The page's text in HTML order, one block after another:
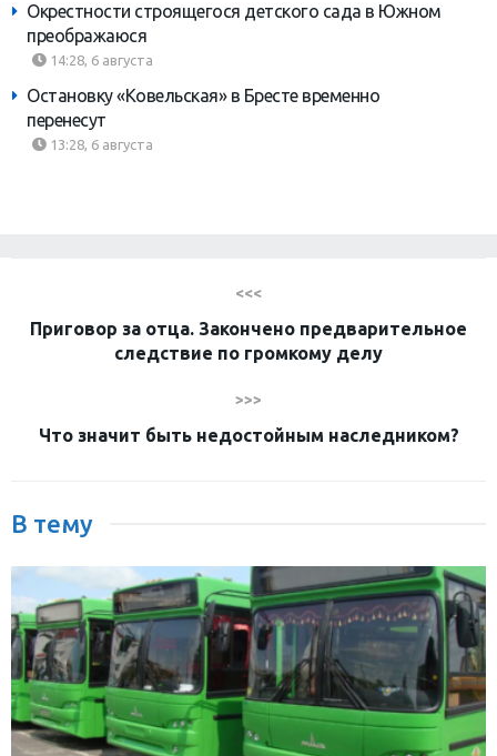
Окрестности строящегося детского сада в Южном
преображаюся
14:28, 6 августа
Остановку «Ковельская» в Бресте временно
перенесут
13:28, 6 августа
<<<
Приговор за отца. Закончено предварительное
следствие по громкому делу
>>>
Что значит быть недостойным наследником?
В тему